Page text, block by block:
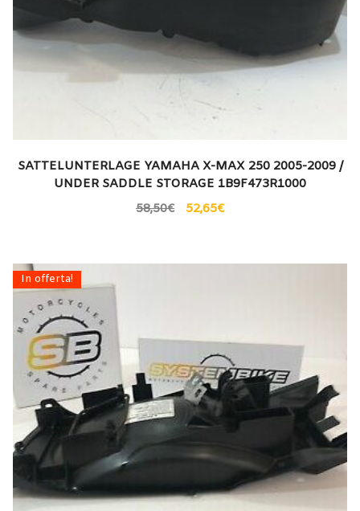
SATTELUNTERLAGE YAMAHA X-MAX 250 2005-2009 /
UNDER SADDLE STORAGE 1B9F473R1000
58,50€ 52,65€
In offerta!